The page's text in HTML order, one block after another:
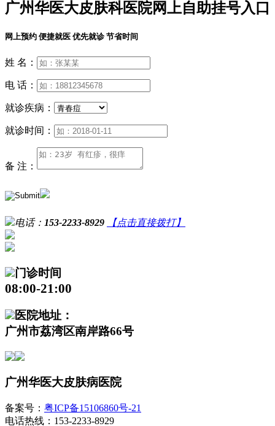
广州华医大皮肤科医院网上自助挂号入口
网上预约 便捷就医 优先就诊 节省时间
姓 名：
电 话：
就诊疾病：
就诊时间：
备 注：
电话： 153-2233-8929 【点击直接拨打】
门诊时间
08:00-21:00
医院地址：
广州市荔湾区南岸路66号
广州华医大皮肤病医院
备案号： 粤ICP备15106860号-21
电话热线：153-2233-8929